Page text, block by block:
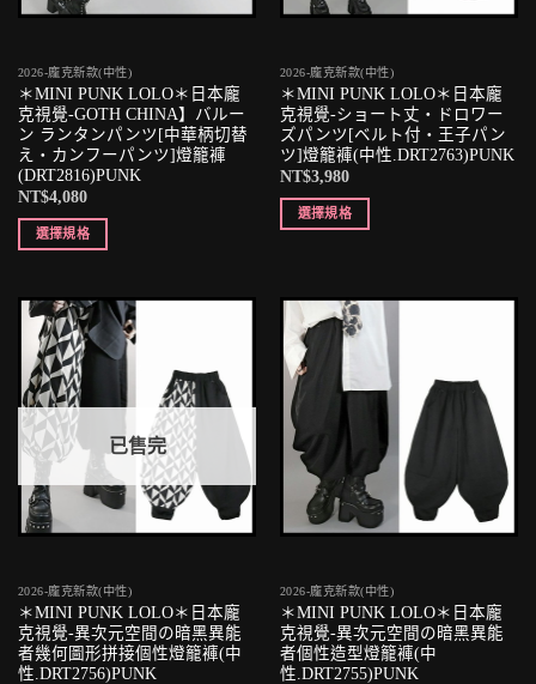
2026-龐克新款(中性)
＊MINI PUNK LOLO＊日本龐
克視覺-GOTH CHINA】バルー
ン ランタンパンツ[中華柄切替
え・カンフーパンツ]燈籠褲
(DRT2816)PUNK
NT$4,080
選擇規格
2026-龐克新款(中性)
＊MINI PUNK LOLO＊日本龐
克視覺-ショート丈・ドロワー
ズパンツ[ベルト付・王子パン
ツ]燈籠褲(中性.DRT2763)PUNK
NT$3,980
選擇規格
已售完
2026-龐克新款(中性)
＊MINI PUNK LOLO＊日本龐
克視覺-異次元空間の暗黑異能
者幾何圖形拼接個性燈籠褲(中
性.DRT2756)PUNK
2026-龐克新款(中性)
＊MINI PUNK LOLO＊日本龐
克視覺-異次元空間の暗黑異能
者個性造型燈籠褲(中
性.DRT2755)PUNK